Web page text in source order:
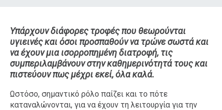
Υπάρχουν διάφορες τροφές που θεωρούνται
υγιεινές και όσοι προσπαθούν να τρώνε σωστά και
να έχουν μια ισορροπημένη διατροφή, τις
συμπεριλαμβάνουν στην καθημερινότητά τους και
πιστεύουν πως μέχρι εκεί, όλα καλά.
Ωστόσο, σημαντικό ρόλο παίζει και το πότε
καταναλώνονται, για να έχουν τη λειτουργία για την